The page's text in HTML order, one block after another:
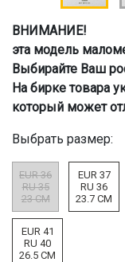
ВНИМАНИЕ!
эта модель
Выбирайте Ваш
На бирке товара
который может
Выбрать размер:
EUR 36
RU 35
23 CM
EUR 37
RU 36
23.7 CM
EUR 41
RU 40
26.5 CM